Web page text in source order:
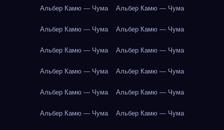
Альбер Камю — Чума Альбер Камю — Чума
Альбер Камю — Чума Альбер Камю — Чума
Альбер Камю — Чума Альбер Камю — Чума
Альбер Камю — Чума Альбер Камю — Чума
Альбер Камю — Чума Альбер Камю — Чума
Альбер Камю — Чума Альбер Камю — Чума